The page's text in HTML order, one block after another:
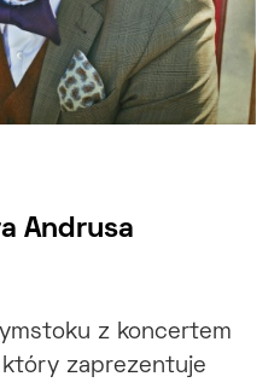
Andrusa
z koncertem
zaprezentuje